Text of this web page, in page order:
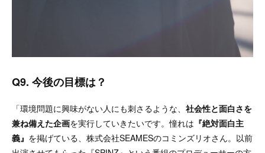
Q9. 今後の目標は？
「環境問題に興味がない人にも刺さるような、 社会性と面白さを
兼ね備えた企画を実行していきたいです。憧れは 『絶対面白主
義』 を掲げている、株式会社SEAMESのコミンズリオさん。以前